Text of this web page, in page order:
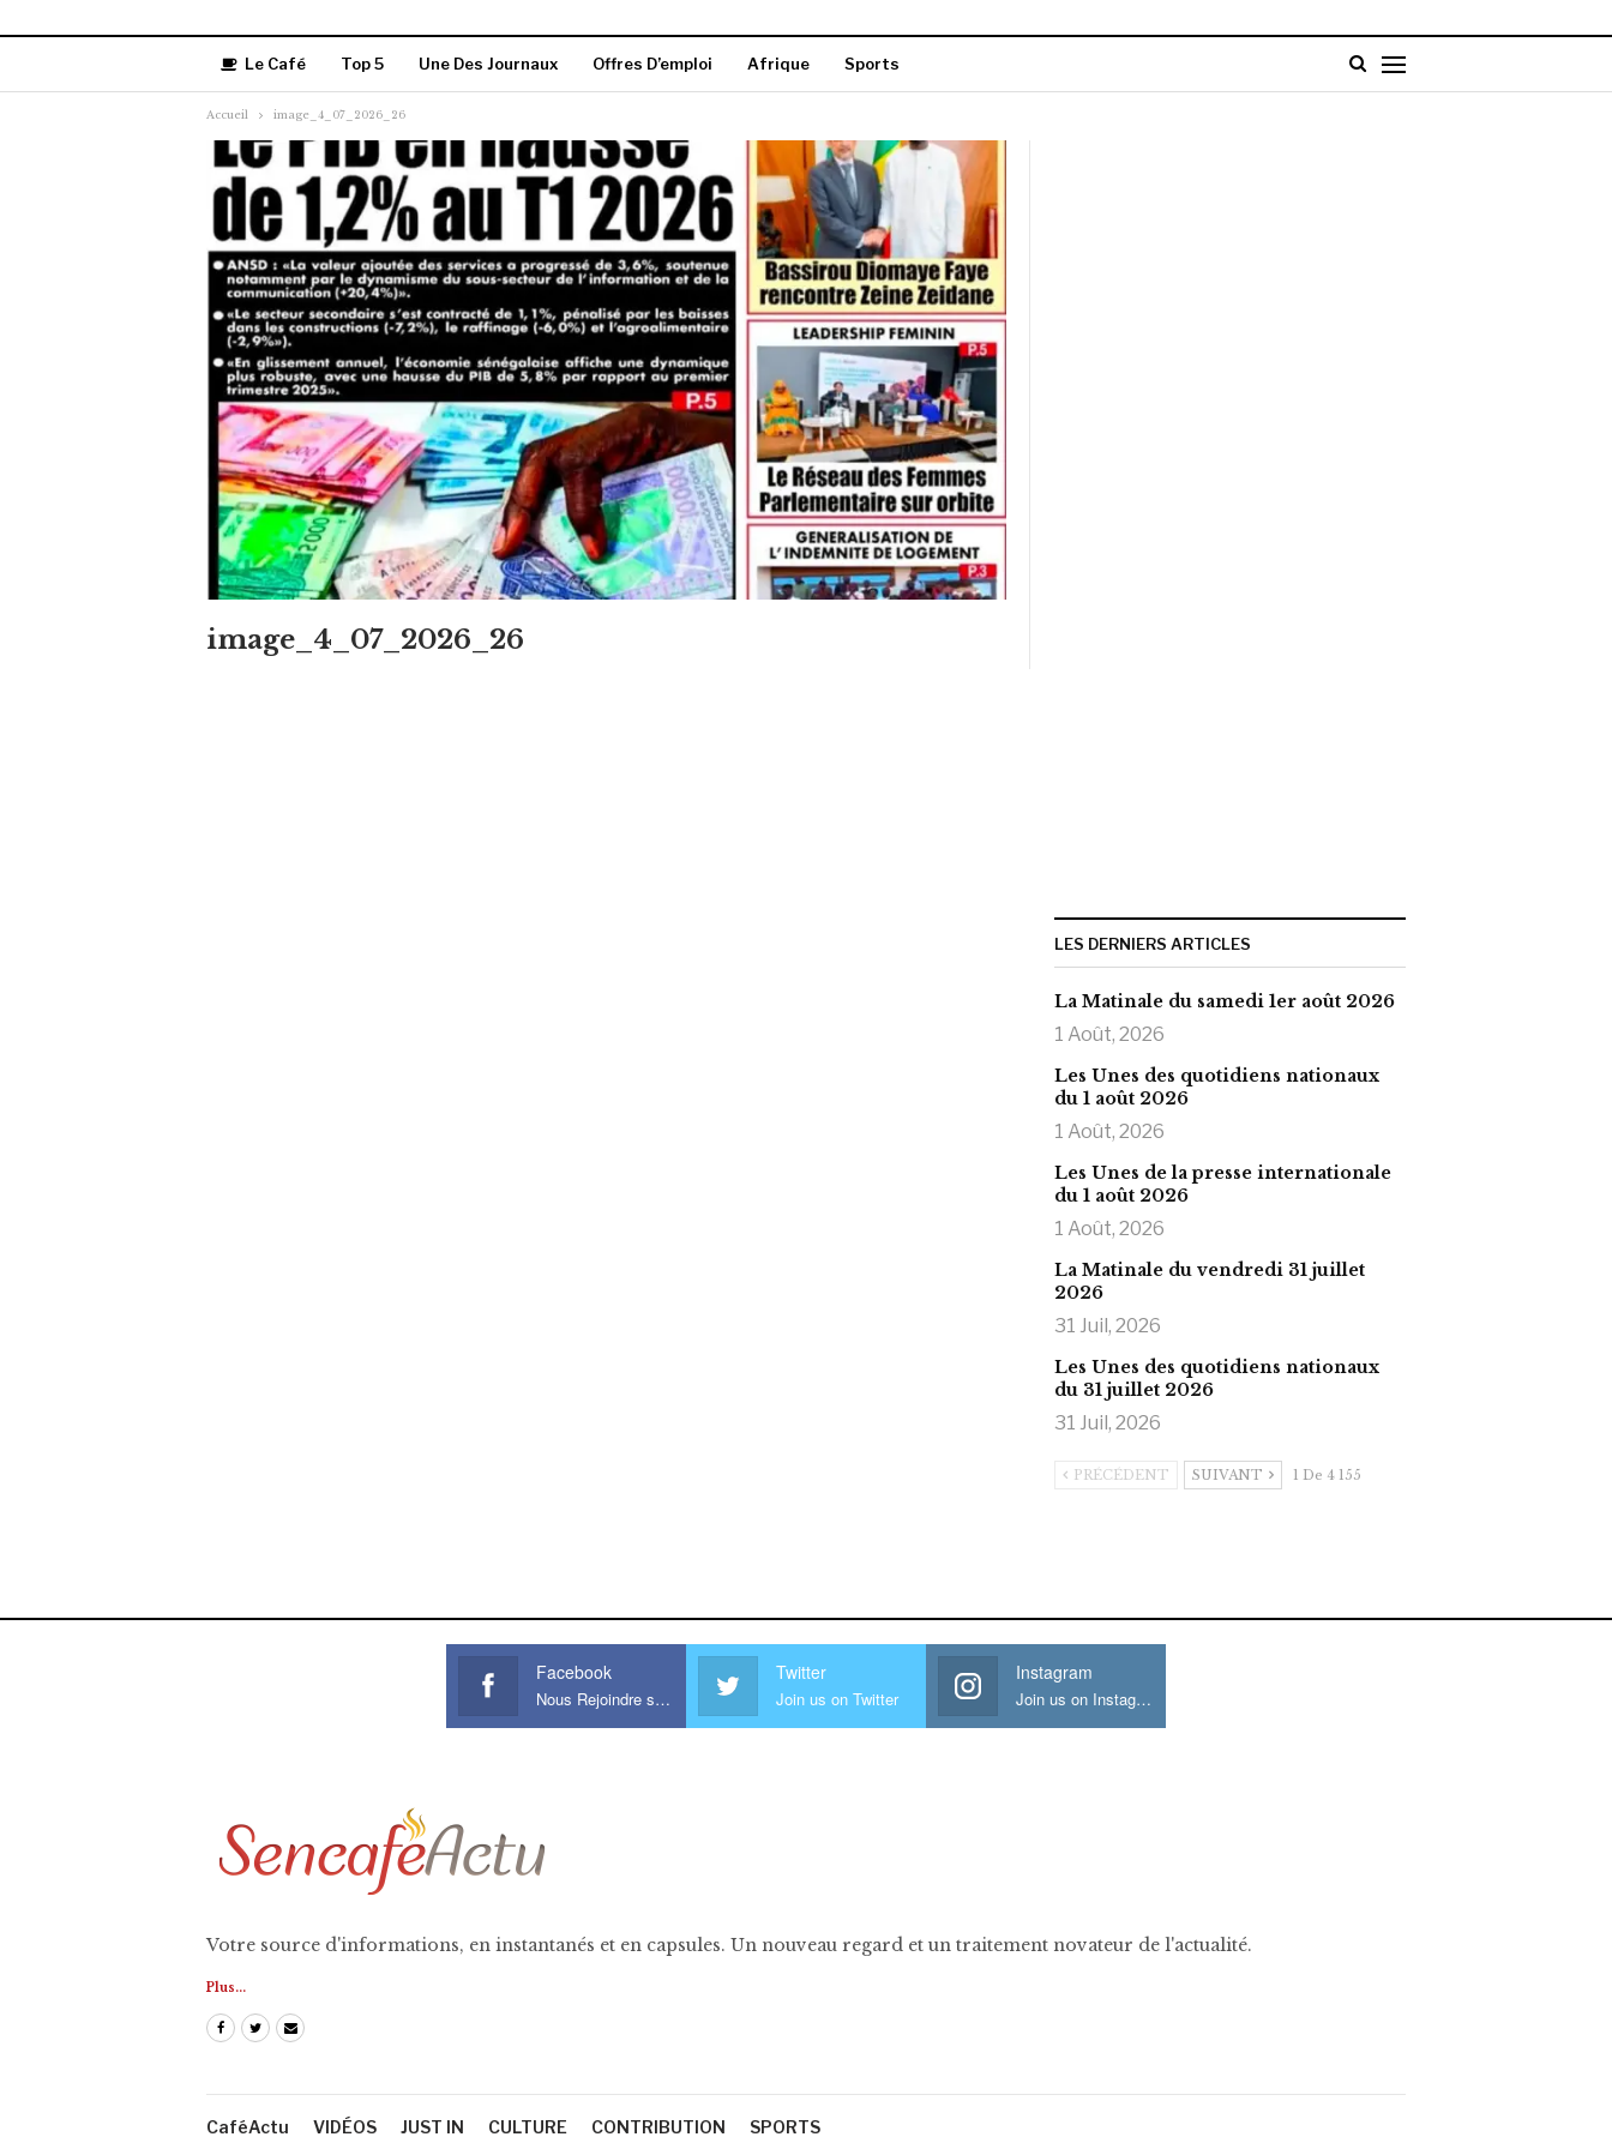
Le Café Top 5 Une Des Journaux Offres D’emploi Afrique Sports
Accueil image_4_07_2026_26
image_4_07_2026_26
LES DERNIERS ARTICLES
La Matinale du samedi 1er août 2026
1 Août, 2026
Les Unes des quotidiens nationaux
du 1 août 2026
1 Août, 2026
Les Unes de la presse internationale
du 1 août 2026
1 Août, 2026
La Matinale du vendredi 31 juillet
2026
31 Juil, 2026
Les Unes des quotidiens nationaux
du 31 juillet 2026
31 Juil, 2026
PRÉCÉDENT SUIVANT 1 De 4 155
Facebook
Nous Rejoindre sur Facebook
Twitter
Join us on Twitter
Instagram
Join us on Instagram
Votre source d'informations, en instantanés et en capsules. Un nouveau regard et un traitement novateur de l'actualité.
Plus...
CaféActu VIDÉOS JUST IN CULTURE CONTRIBUTION SPORTS